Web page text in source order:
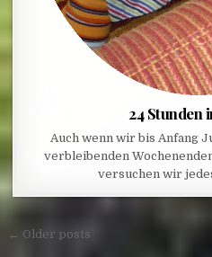
24 Stunden
Auch wenn wir bis Anfang
verbleibenden
versuchen wir
Posts navigation
← Older posts